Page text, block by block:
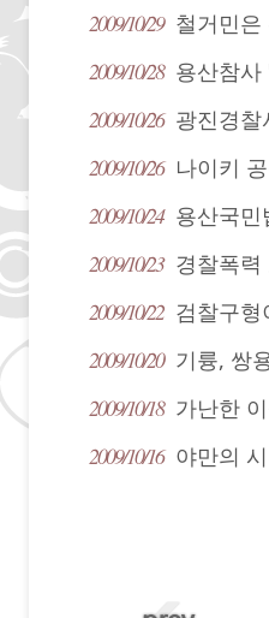
2009/10/29 철거민은
2009/10/28 용산참
2009/10/26 광진경찰
2009/10/26 나이키
2009/10/24 용산국민
2009/10/23 경찰폭력
2009/10/22 검찰구형
2009/10/20 기륭, 쌍
2009/10/18 가난한
2009/10/16 야만의